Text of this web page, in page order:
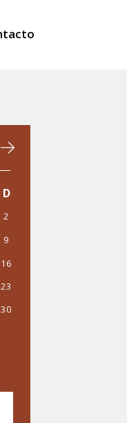
›
D
2
9
16
23
30